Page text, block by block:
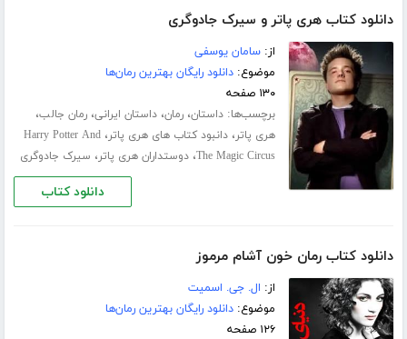
دانلود کتاب هری پاتر و سیرک جادوگری
از:سامان یوسفی
موضوع:دانلود رایگان بهترین رمان‌ها
۱۳۰ صفحه
برچسب‌ها:داستان،رمان،داستان ایرانی،رمان جالب،
هری پاتر،دانبود کتاب های هری پاتر،Harry Potter And
The Magic Circus،دوستداران هری پاتر، سیرک جادوگری
دانلود کتاب
دانلود کتاب رمان خون آشام مرموز
از: ال. جی. اسمیت
موضوع:دانلود رایگان بهترین رمان‌ها
۱۲۶ صفحه